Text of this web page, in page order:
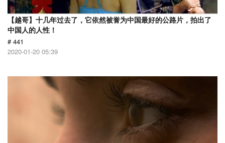
【越哥】十几年过去了，它依然被誉为中国最好的公路片，拍出了
中国人的人性！
# 441
2020-01-20 05:39